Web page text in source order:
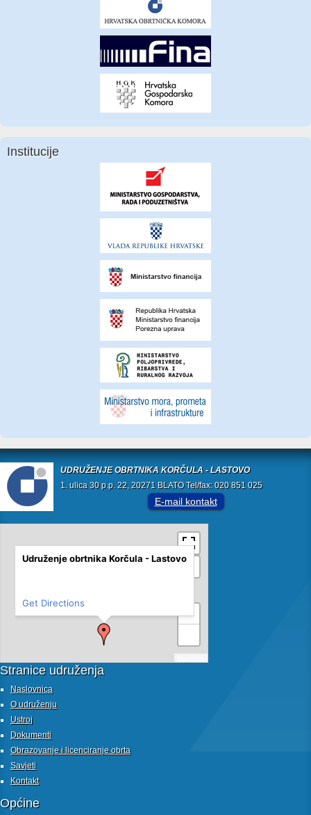
Institucije
UDRUŽENJE OBRTNIKA KORČULA - LASTOVO
1. ulica 30 p.p. 22, 20271 BLATO Tel/fax: 020 851 025
E-mail kontakt
+
Udruženje obrtnika Korčula - Lastovo
Get Directions
Stranice udruženja
Naslovnica
O udruženju
Ustroj
Dokumenti
Obrazovanje i licenciranje obrta
Savjeti
Kontakt
Općine